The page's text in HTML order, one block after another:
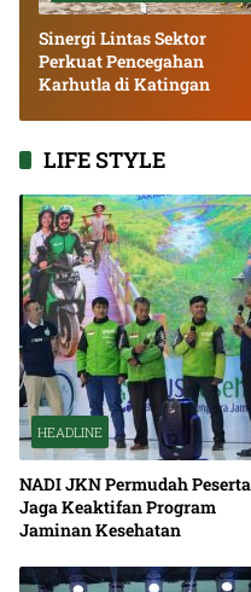
Sinergi Lintas Sektor
Perkuat Pencegahan
Karhutla di Katingan
LIFE STYLE
HEADLINE
NADI JKN Permudah Peserta
Jaga Keaktifan Program
Jaminan Kesehatan